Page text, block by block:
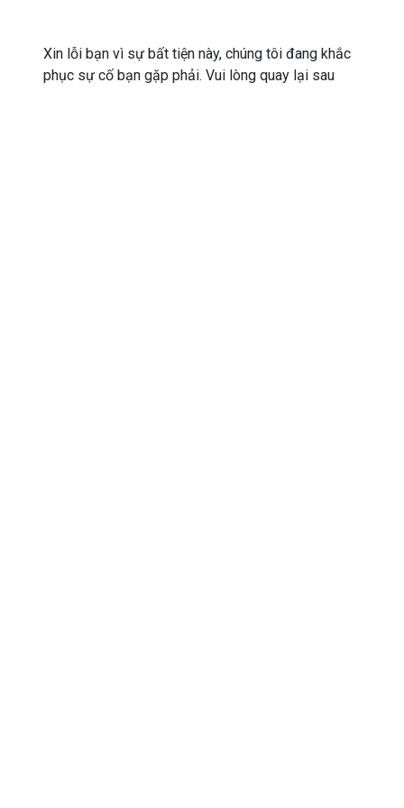
Xin lỗi bạn vì sự bất tiện này, chúng tôi đang khắc
phục sự cố bạn gặp phải. Vui lòng quay lại sau